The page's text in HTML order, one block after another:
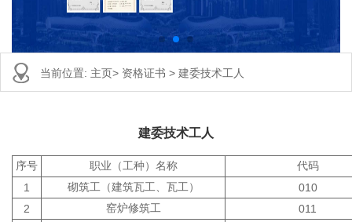
当前位置: 主页> 资格证书 > 建委技术工人
建委技术工人
序号 职业（工种）名称
代码
1
砌筑工（建筑瓦工、瓦工）
010
2
窑炉修筑工
011